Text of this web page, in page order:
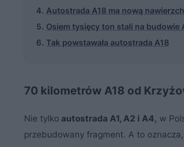
Autostrada A18 ma nową
Osiem tysięcy ton stali na budowie
Tak powstawała autostrada A18
70 kilometrów A18 od
Nie tylko autostrada A1, A2 i A4, w
przebudowany fragment. A to